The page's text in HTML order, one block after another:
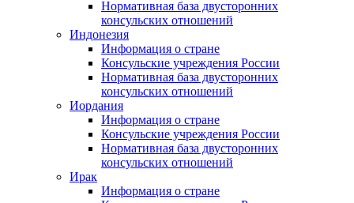
Нормативная база двусторонних
консульских отношений
Индонезия
Информация о стране
Консульские учреждения России
Нормативная база двусторонних
консульских отношений
Иордания
Информация о стране
Консульские учреждения России
Нормативная база двусторонних
консульских отношений
Ирак
Информация о стране